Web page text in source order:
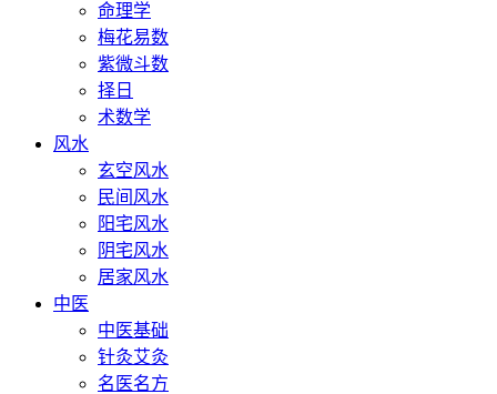
命理学
梅花易数
紫微斗数
择日
术数学
风水
玄空风水
民间风水
阳宅风水
阴宅风水
居家风水
中医
中医基础
针灸艾灸
名医名方